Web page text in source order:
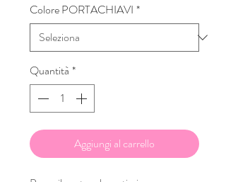
Colore PORTACHIAVI *
Quantità *
Aggiungi al carrello